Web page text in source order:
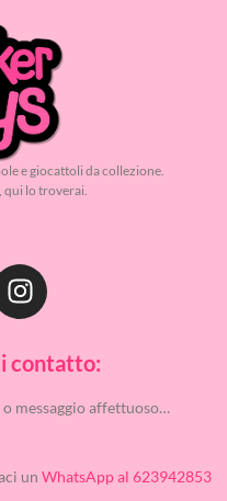
e giocattoli da collezione.
qui lo troverai.
contatto:
messaggio affettuoso…
un WhatsApp al 623942853